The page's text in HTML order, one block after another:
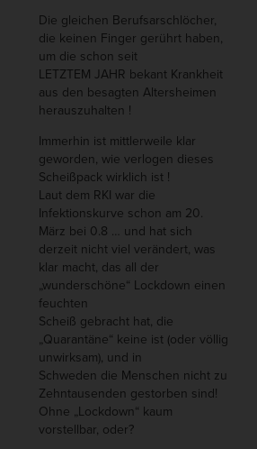
Die gleichen Berufsarschlöcher,
die keinen Finger gerührt haben,
um die schon seit
LETZTEM JAHR bekant Krankheit
aus den besagten Altersheimen
herauszuhalten !
Immerhin ist mittlerweile klar
geworden, wie verlogen dieses
Scheißpack wirklich ist !
Laut dem RKI war die
Infektionskurve schon am 20.
März bei 0.8 … und hat sich
derzeit nicht viel verändert, was
klar macht, das all der
„wunderschöne“ Lockdown einen
feuchten
Scheiß gebracht hat, die
„Quarantäne“ keine ist (oder völlig
unwirksam), und in
Schweden die Menschen nicht zu
Zehntausenden gestorben sind!
Ohne „Lockdown“ kaum
vorstellbar, oder?